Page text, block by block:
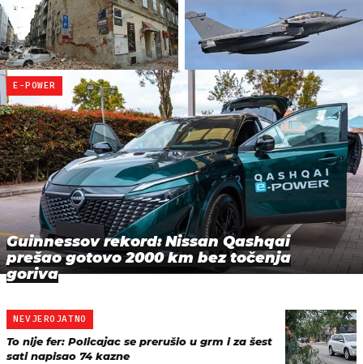
E-POWER
Guinnessov rekord: Nissan Qashqai
prešao gotovo 2000 km bez točenja
goriva
NEVJEROJATNO
To nije fer: Policajac se prerušio u grm i za šest
sati napisao 74 kazne